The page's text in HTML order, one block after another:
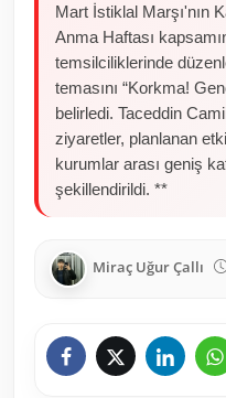
Mart İstiklal Marşı'nın
Anma Haftası
temsilciliklerinde
temasını “Korkma!
belirledi. Taceddin
ziyaretler, planlanan
kurumlar arası geniş
şekillendirildi. **
Miraç Uğur Çallı